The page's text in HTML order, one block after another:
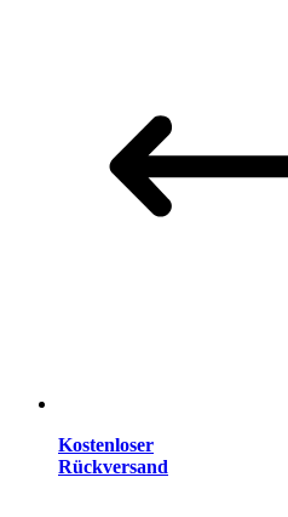
Kostenloser
Rückversand